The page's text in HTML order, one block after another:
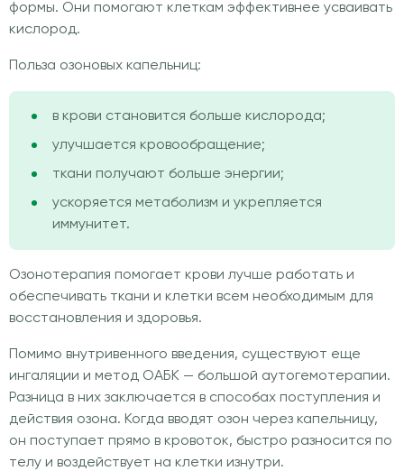
формы. Они помогают клеткам эффективнее усваивать
кислород.
Польза озоновых капельниц:
в крови становится больше кислорода;
улучшается кровообращение;
ткани получают больше энергии;
ускоряется метаболизм и укрепляется
иммунитет.
Озонотерапия помогает крови лучше работать и
обеспечивать ткани и клетки всем необходимым для
восстановления и здоровья.
Помимо внутривенного введения, существуют еще
ингаляции и метод ОАБК — большой аутогемотерапии.
Разница в них заключается в способах поступления и
действия озона. Когда вводят озон через капельницу,
он поступает прямо в кровоток, быстро разносится по
телу и воздействует на клетки изнутри.